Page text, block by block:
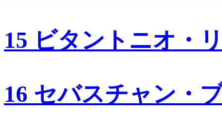
15 ビタントニオ・
16 セバスチャン・